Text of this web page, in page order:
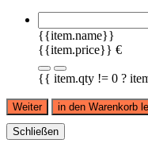
{{item.name}}
{{item.price}} €
{{ item.qty != 0 ?
Weiter in den Warenkorb
Schließen